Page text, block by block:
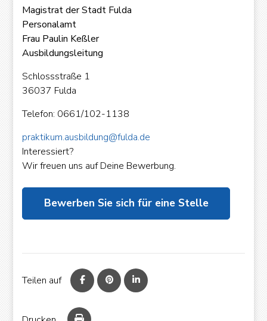
Magistrat der Stadt Fulda
Personalamt
Frau Paulin Keßler
Ausbildungsleitung
Schlossstraße 1
36037 Fulda
Telefon: 0661/102-1138
praktikum.ausbildung@fulda.de
Interessiert?
Wir freuen uns auf Deine Bewerbung.
Teilen auf